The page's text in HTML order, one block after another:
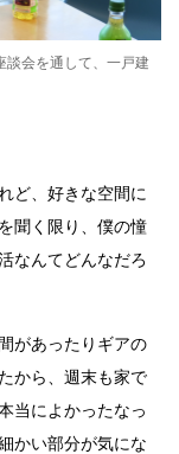
談会を通して、一戸建
ど、好きな空間に
聞く限り、僕の憧
なんてどんなだろ
があったりギアの
から、週末も家で
当によかったなっ
かい部分が気にな